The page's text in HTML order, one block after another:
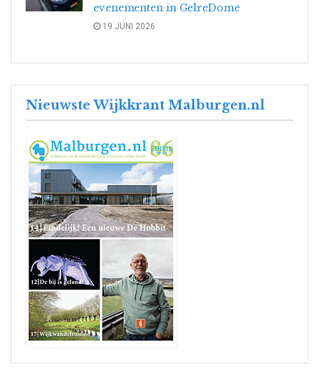
evenementen in GelreDome
19 JUNI 2026
Nieuwste Wijkkrant Malburgen.nl